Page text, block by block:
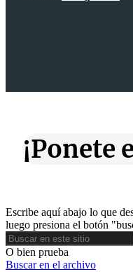
¡Ponete
Escribe aquí abajo lo que
luego presiona el botón
Buscar
O bien prueba
Buscar en el archivo